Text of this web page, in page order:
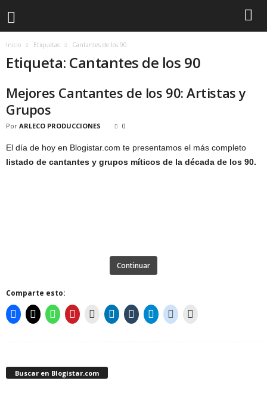
Inicio Etiquetas Cantantes de los 90
Etiqueta: Cantantes de los 90
Mejores Cantantes de los 90: Artistas y
Grupos
Por ARLECO PRODUCCIONES 0
El día de hoy en Blogistar.com te presentamos el más completo
listado de cantantes y grupos míticos de la década de los 90.
Continuar
Comparte esto:
Buscar en Blogistar.com